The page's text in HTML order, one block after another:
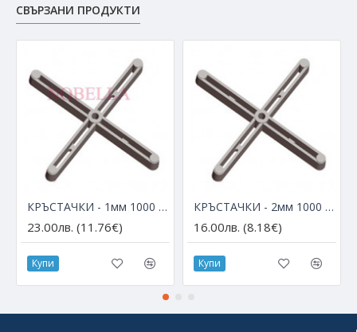
СВЪРЗАНИ ПРОДУКТИ
КРЪСТАЧКИ - 1мм 1000 Броя
23.00лв. (11.76€)
Купи
КРЪСТАЧКИ - 2мм 1000 Броя
16.00лв. (8.18€)
Купи